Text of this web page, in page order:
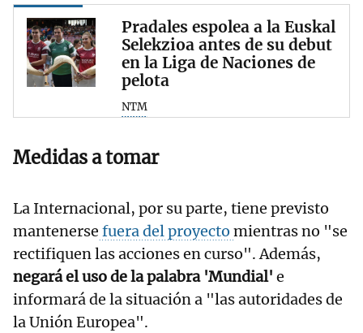
Pradales espolea a la Euskal
Selekzioa antes de su debut
en la Liga de Naciones de
pelota
NTM
Medidas a tomar
La Internacional, por su parte, tiene previsto
mantenerse fuera del proyecto mientras no "se
rectifiquen las acciones en curso". Además,
negará el uso de la palabra 'Mundial' e
informará de la situación a "las autoridades de
la Unión Europea".